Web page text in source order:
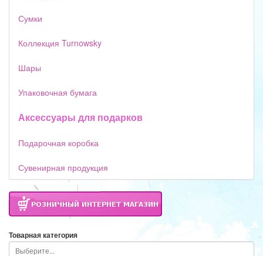
Сумки
Коллекция Turnowsky
Шары
Упаковочная бумага
Аксессуары для подарков
Подарочная коробка
Сувенирная продукция
Товарная категория